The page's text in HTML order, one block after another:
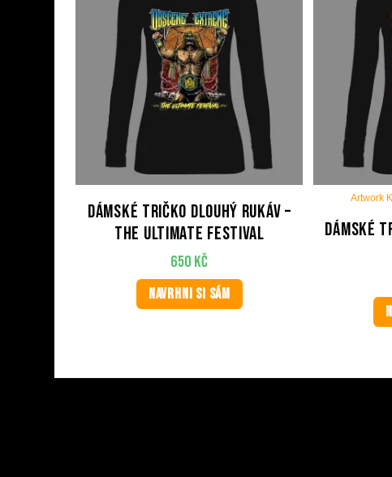
Dámské tričko dlouhý rukáv –
The Ultimate Festival
650 Kč
NAVRHNI SI SÁM
Artwork
Dámské